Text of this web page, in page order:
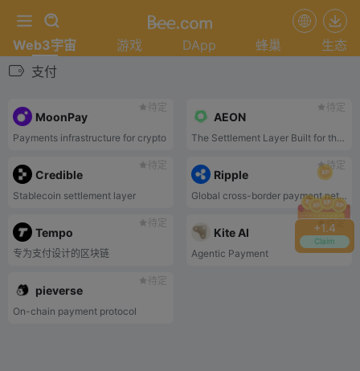
+1.6
Claim
Web3宇宙 游戏 DApp 蜂巢
生态
支付
待定
MoonPay
Payments infrastructure for crypto
待定
AEON
The Settlement Layer Built for the Agentic Economy
待定
Credible
Stablecoin settlement layer
待定
Ripple
Global cross-border payment network
待定
Tempo
专为支付设计的区块链
待定
Kite AI
Agentic Payment
待定
pieverse
On-chain payment protocol